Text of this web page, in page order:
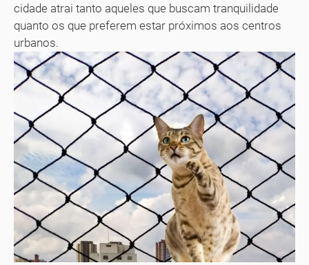
cidade atrai tanto aqueles que buscam tranquilidade
quanto os que preferem estar próximos aos centros
urbanos.